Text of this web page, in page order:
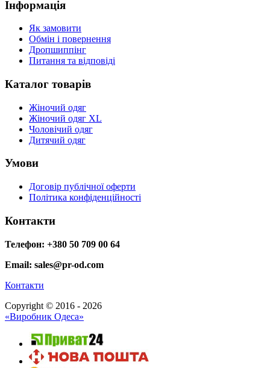
Інформація
Як замовити
Обмін і повернення
Дропшиппінг
Питання та відповіді
Каталог товарів
Жіночий одяг
Жіночий одяг XL
Чоловічий одяг
Дитячий одяг
Умови
Договір публічної оферти
Політика конфіденційності
Контакти
Телефон: +380 50 709 00 64
Email: sales@pr-od.com
Контакти
Copyright © 2016 - 2026
«Виробник Одеса»